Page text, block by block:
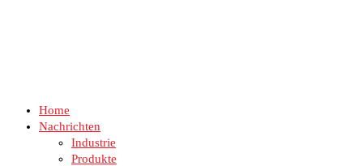
Home
Nachrichten
Industrie
Produkte